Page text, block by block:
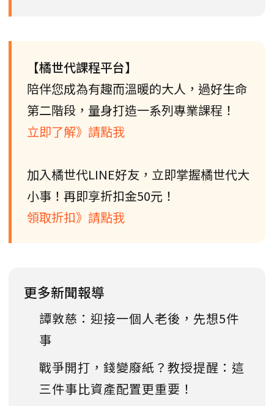
【橘世代課程平台】
陪伴您成為有趣而溫暖的大人，過好生命
第二階段，量身打造一系列專業課程！
立即了解》請點我
加入橘世代LINE好友，立即掌握橘世代大
小事！再即享折扣金50元！
領取折扣》請點我
更多新聞報導
譚敦慈：迎接一個人老後，先想5件
事
戰爭開打，錢變廢紙？教授提醒：這
三件事比資產配置更重要！